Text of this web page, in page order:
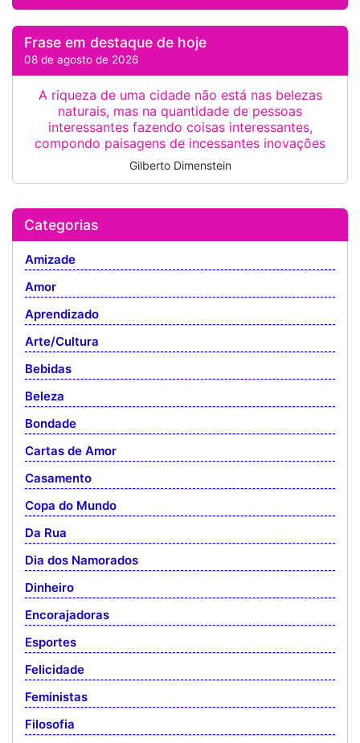
Frase em destaque de hoje
08 de agosto de 2026
A riqueza de uma cidade não está nas belezas
naturais, mas na quantidade de pessoas
interessantes fazendo coisas interessantes,
compondo paisagens de incessantes inovações
Gilberto Dimenstein
Categorias
Amizade
Amor
Aprendizado
Arte/Cultura
Bebidas
Beleza
Bondade
Cartas de Amor
Casamento
Copa do Mundo
Da Rua
Dia dos Namorados
Dinheiro
Encorajadoras
Esportes
Felicidade
Feministas
Filosofia